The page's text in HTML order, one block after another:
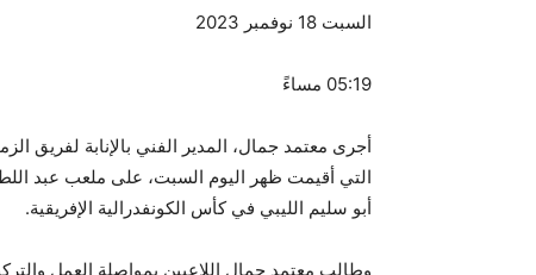
السبت 18 نوفمبر 2023
05:19 مساءً
أجرى معتمد جمال، المدير الفني بالإنابة لفريق
التي أقيمت ظهر اليوم السبت، على ملعب عبد
أبو سليم الليبي في كأس الكونفدرالية الإفريقية.
وطالب معتمد جمال اللاعبين بمواصلة العمل